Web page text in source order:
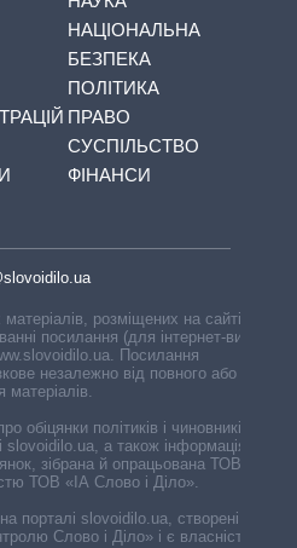
НАЦІОНАЛЬНА
БЕЗПЕКА
ПОЛІТИКА
ПРАВО
СУСПІЛЬСТВО
ФІНАНСИ
розміщених на сайті,
посилання (для інтернет-видань
Посилання
незалежно від повного або
обіцянки політиків і чиновників,
а також інформація про
зібрана й опрацьована ТОВ «ІА
ТОВ «ІА Слово і Діло».
порталі slovoidilo.ua, створені ГО
Слово і Діло» і є власністю